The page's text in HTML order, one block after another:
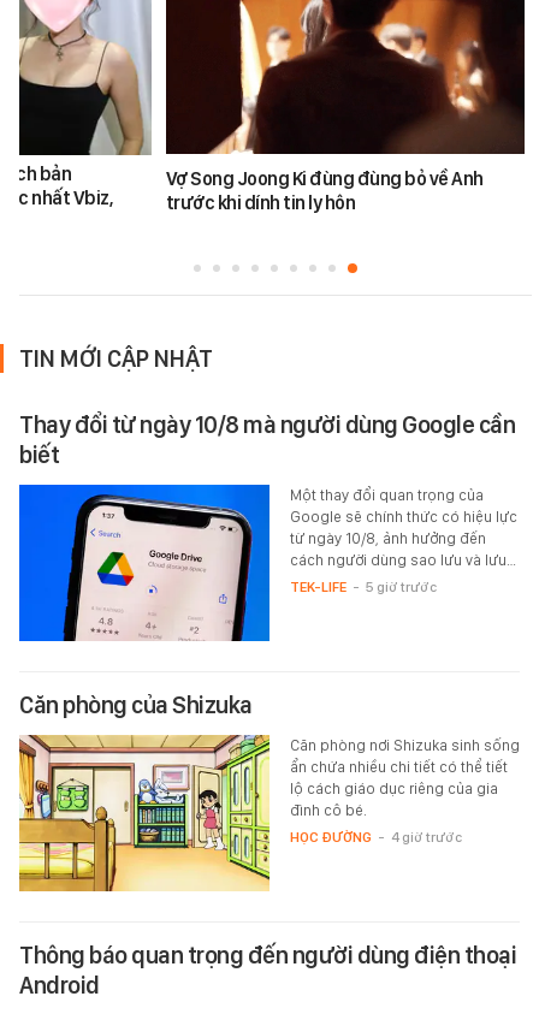
bản
nhất Vbiz,
Vợ Song Joong Ki đùng đùng bỏ về Anh
trước khi dính tin ly hôn
TIN MỚI CẬP NHẬT
Thay đổi từ ngày 10/8 mà người dùng Google cần
biết
Một thay đổi quan trọng của
Google sẽ chính thức có hiệu lực
từ ngày 10/8, ảnh hưởng đến
cách người dùng sao lưu và lưu…
TEK-LIFE - 5 giờ trước
Căn phòng của Shizuka
Căn phòng nơi Shizuka sinh sống
ẩn chứa nhiều chi tiết có thể tiết
lộ cách giáo dục riêng của gia
đình cô bé.
HỌC ĐƯỜNG - 4 giờ trước
Thông báo quan trọng đến người dùng điện thoại
Android